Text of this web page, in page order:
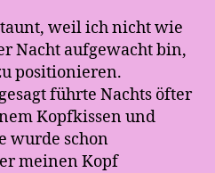
weil ich nicht wie
Nacht aufgewacht bin,
positionieren.
führte Nachts öfter
Kopfkissen und
wurde schon
meinen Kopf